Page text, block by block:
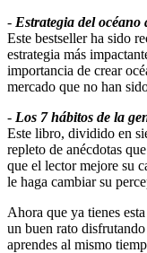
- Estrategia del océano
Este bestseller ha sido
estrategia más
importancia de crear
mercado que no han
- Los 7 hábitos de la
Este libro, dividido en
repleto de anécdotas
que el lector mejore su
le haga cambiar su
Ahora que ya tienes
un buen rato
aprendes al mismo